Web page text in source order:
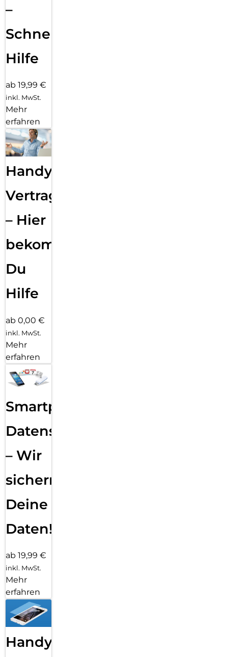
–
Schnelle
Hilfe
ab 19,99 €
inkl. MwSt.
Mehr
erfahren
Handy
Vertragsabwicklung
– Hier
bekommst
Du
Hilfe
ab 0,00 €
inkl. MwSt.
Mehr
erfahren
Smartphone
Datensicherung
– Wir
sichern
Deine
Daten!
ab 19,99 €
inkl. MwSt.
Mehr
erfahren
Handy